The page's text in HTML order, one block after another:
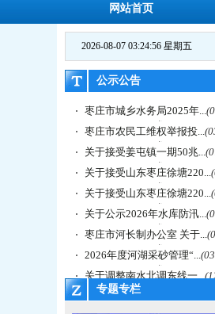
网站首页
2026-08-07 03:24:57 星期五
公示公告
枣庄市城乡水务局2025年...
枣庄市农民工维权举报投...
关于接受姜屯镇一期50兆...
关于接受山东枣庄徐塘220...
关于接受山东枣庄徐塘220...
关于公示2026年水库防汛...
枣庄市河长制办公室 关于...
2026年度河湖采砂管理“...
关于调整南水北调东线一...
专题专栏